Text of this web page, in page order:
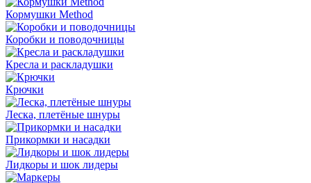
Кормушки Method
Коробки и поводочницы
Кресла и раскладушки
Крючки
Леска, плетёные шнуры
Прикормки и насадки
Лидкоры и шок лидеры